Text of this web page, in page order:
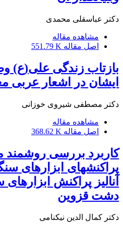
دکتر عباسقلی محمدی
مشاهده مقاله
اصل مقاله 551.79 K
بازتاب زندگی علی(ع)
ایشان در اشعار عربی
دکتر مصطفی شیروی خوزانی
مشاهده مقاله
اصل مقاله 368.62 K
کاربرد بررسی روشمند
پراکنشهای ابزارهای
آنالیز پراکنش
دشت قزوین
دکتر کمال الدین نیکنامی